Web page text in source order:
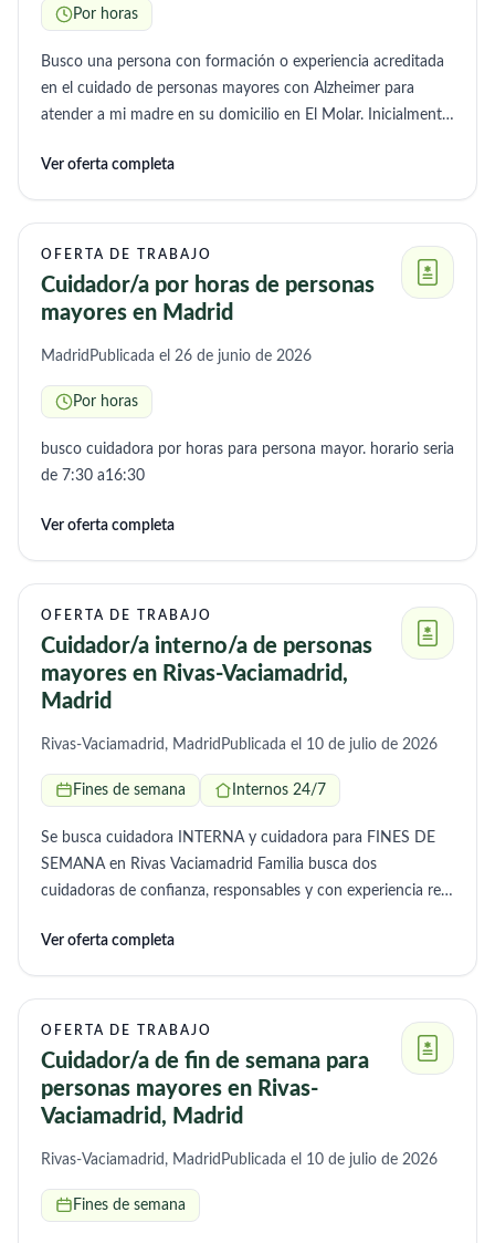
Por horas
Busco una persona con formación o experiencia acreditada
en el cuidado de personas mayores con Alzheimer para
atender a mi madre en su domicilio en El Molar. Inicialmente,
acompañarla a citas médicas, supervisar la toma de
acompañamiento. La idea es que, de forma progresiva y a
medida que aumenten sus necesidades, la persona pueda
asumir más funciones y ampliar su disponibilidad. Es
importante que sea una persona paciente, responsable,
estable y con experiencia en deterioro cognitivo, que sepa
tratar con personas que no siempre son conscientes de sus
sociosanitaria, referencias comprobables, carnet de conducir
persona de confianza, con intención de continuidad a largo
Ver oferta completa
OFERTA DE TRABAJO
Cuidador/a por horas de personas
mayores en Madrid
Madrid Publicada el 26 de junio de 2026
Por horas
busco cuidadora por horas para persona mayor. horario seria
de 7:30 a16:30
Ver oferta completa
OFERTA DE TRABAJO
Cuidador/a interno/a de personas
mayores en Rivas-Vaciamadrid,
Madrid
Rivas-Vaciamadrid, Madrid Publicada el 10 de julio de 2026
Fines de semana Internos 24/7
Se busca cuidadora INTERNA y cuidadora para FINES DE
SEMANA en Rivas Vaciamadrid Familia busca dos
cuidadoras de confianza, responsables y con experiencia real
Vaciamadrid. 🔹 Puestos: 1 cuidadora INTERNA 1 cuidadora
personal (aseo, ayuda para vestir, movilidad)
Acompañamiento y supervisión continua Preparación de
comidas CASERAS (imprescindible saber cocinar comida
española) Tareas básicas del hogar (orden, limpieza baños y
resto de casa) 🔹 Requisitos IMPORTANTES: Experiencia
demostrable cuidando personas mayores dependientes
Saber cocinar comida española (se valorará mucho buena
responsable Referencias comprobables Documentación en
Ver oferta completa
OFERTA DE TRABAJO
Cuidador/a de fin de semana para
personas mayores en Rivas-
Vaciamadrid, Madrid
Rivas-Vaciamadrid, Madrid Publicada el 10 de julio de 2026
Fines de semana